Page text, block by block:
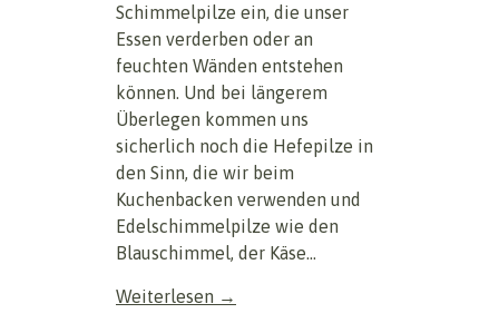
Schimmelpilze ein, die unser
Essen verderben oder an
feuchten Wänden entstehen
können. Und bei längerem
Überlegen kommen uns
sicherlich noch die Hefepilze in
den Sinn, die wir beim
Kuchenbacken verwenden und
Edelschimmelpilze wie den
Blauschimmel, der Käse...
Weiterlesen →